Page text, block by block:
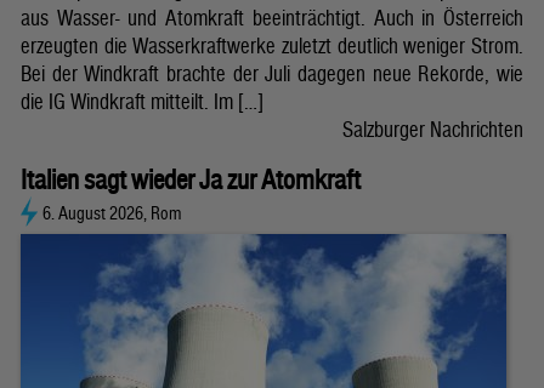
aus Wasser- und Atomkraft beeinträchtigt. Auch in Österreich
erzeugten die Wasserkraftwerke zuletzt deutlich weniger Strom.
Bei der Windkraft brachte der Juli dagegen neue Rekorde, wie
die IG Windkraft mitteilt. Im […]
Salzburger Nachrichten
Italien sagt wieder Ja zur Atomkraft
6. August 2026, Rom